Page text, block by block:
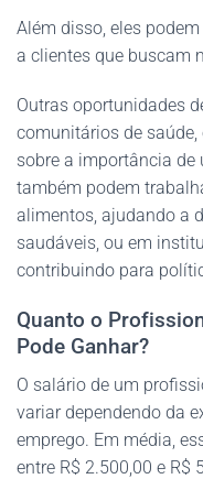
Além disso, eles
a clientes que buscam
Outras oportunidades
comunitários de
sobre a importância
também podem
alimentos, ajudando a
saudáveis, ou em
contribuindo para
Quanto o
Pode Ganhar?
O salário de um
variar dependendo da
emprego. Em média,
entre R$ 2.500,00 e R$